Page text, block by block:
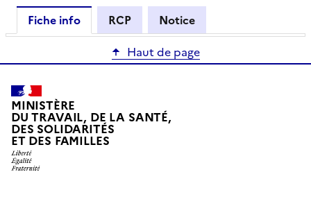
Fiche info RCP
Notice
Haut de page
MINISTÈRE
DU TRAVAIL, DE LA SANTÉ,
DES SOLIDARITÉS
ET DES FAMILLES